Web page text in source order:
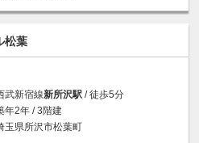
松葉
武新宿線新所沢駅 / 徒歩5分
年2年 / 3階建
玉県所沢市松葉町